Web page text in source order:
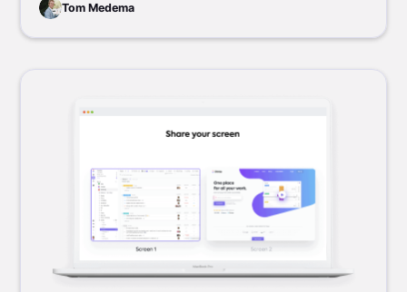
Tom Medema